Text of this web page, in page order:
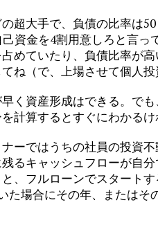
超大手で、負債の比率は
資金を4割用意しろと言っ
めていたり、負債比率が
ね（で、上場させて個人
く資産形成はできる。で
計算するとすぐにわかるけ
ーではうちの社員の投資
るキャッシュフローが自
、フルローンでスタートす
た場合にその年、またはそ